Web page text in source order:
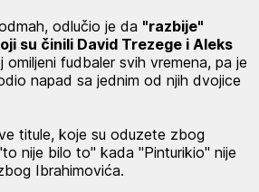
odlučio je da "razbije"
su činili David Trezege i Aleks
omiljeni fudbaler svih vremena, pa je
napad sa jednim od njih dvojice
titule, koje su oduzete zbog
nije bilo to" kada "Pinturikio" nije
Ibrahimovića.